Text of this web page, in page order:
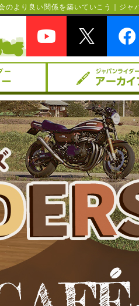
のより良い関係を築いていこう｜ジャ